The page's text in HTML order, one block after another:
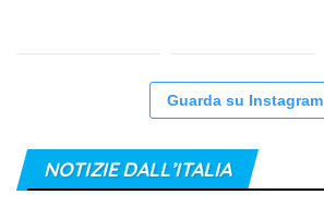
Guarda su Instagram
NOTIZIE DALL’ITALIA